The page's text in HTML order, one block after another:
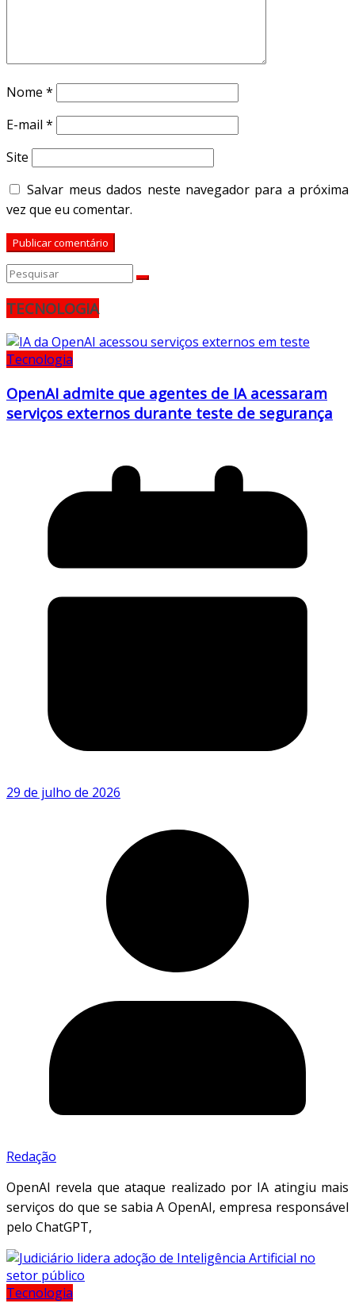
Nome *
E-mail *
Site
Salvar meus dados neste navegador para a próxima
vez que eu comentar.
TECNOLOGIA
Tecnologia
OpenAI admite que agentes de IA acessaram
serviços externos durante teste de segurança
29 de julho de 2026
Redação
OpenAI revela que ataque realizado por IA atingiu mais
serviços do que se sabia A OpenAI, empresa responsável
pelo ChatGPT,
Tecnologia